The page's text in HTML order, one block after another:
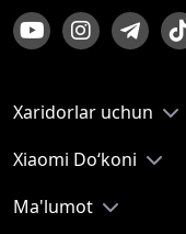
Xaridorlar uchun
Xiaomi Do‘koni
Ma'lumot